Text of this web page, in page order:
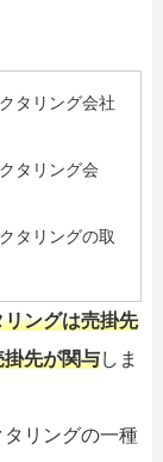
タリング会社
タリング会
タリングの取
ングは売掛先
先が関与しま
リングの一種